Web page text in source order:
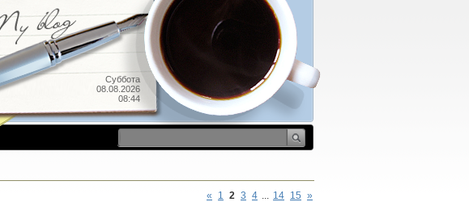
Суббота
08.08.2026
08:44
« 1 2 3 4 ... 14 15 »